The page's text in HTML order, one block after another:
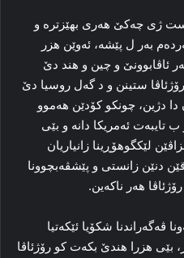
ژی چەکێ هەری بهێزترە و
بەر ل پێشە، ئەوێن هزر
ئاڤابوونێ و چین و هند دێ
ستینن و د گەل روسیا دێ
دا دژین، چونکو کۆدێن هەموو
تایبەت ئەمریکا دانە و بێی
لێکگوهۆڕینا زانیاریان
دنێن زانستی و پێشڤەبچوونا
هەر ناکەین.
شکۆیا ئێکەتیا
بێی هزرا هندێ بکەت کو رۆژئاڤا